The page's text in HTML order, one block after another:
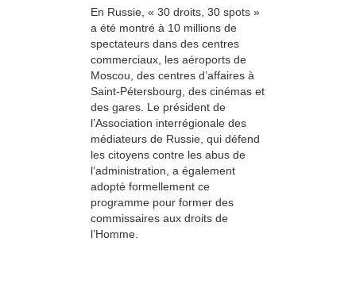
En Russie, « 30 droits, 30 spots »
a été montré à 10 millions de
spectateurs dans des centres
commerciaux, les aéroports de
Moscou, des centres d’affaires à
Saint-Pétersbourg, des cinémas et
des gares. Le président de
l’Association interrégionale des
médiateurs de Russie, qui défend
les citoyens contre les abus de
l’administration, a également
adopté formellement ce
programme pour former des
commissaires aux droits de
l’Homme.